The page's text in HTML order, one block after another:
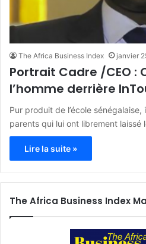
The Africa Business Index janvier
Portrait Cadre /CEO :
l’homme derrière
Pur produit de l’école sénégalaise,
parents qui lui ont librement laissé
Lire la suite »
The Africa Business Index